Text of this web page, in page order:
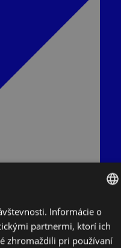
SLOVAK
ENGLISH
Informácie o
partnermi, ktorí ich
zhromaždili pri používaní